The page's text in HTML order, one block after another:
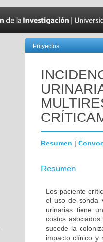
Proyectos
Resumen |
Resumen
Los paciente
el uso de sonda
urinarias tiene
costos
sucede la
impacto clínico y